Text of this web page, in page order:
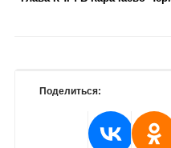
Поделиться: